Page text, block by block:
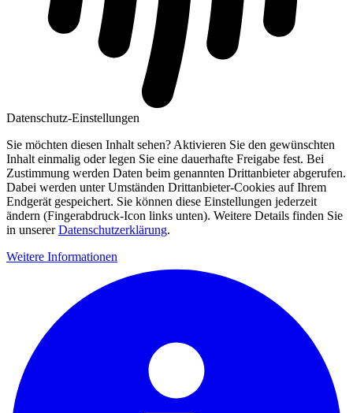
Datenschutz-Einstellungen
Sie möchten diesen Inhalt sehen? Aktivieren Sie den gewünschten
Inhalt einmalig oder legen Sie eine dauerhafte Freigabe fest. Bei
Zustimmung werden Daten beim genannten Drittanbieter abgerufen.
Dabei werden unter Umständen Drittanbieter-Cookies auf Ihrem
Endgerät gespeichert. Sie können diese Einstellungen jederzeit
ändern (Fingerabdruck-Icon links unten). Weitere Details finden Sie
in unsererDatenschutzerklärung.
Weitere Informationen